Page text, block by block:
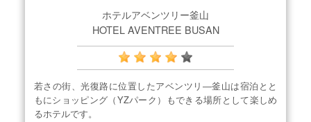
ホテルアベンツリー釜山
HOTEL AVENTREE BUSAN
若さの街、光復路に位置したアベンツリ―釜山は宿泊とと
もにショッピング（YZパーク）もできる場所として楽しめ
るホテルです。